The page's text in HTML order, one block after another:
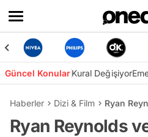
Güncel KonularKural Değişiyor
Haberler Dizi & Film Ryan
Ryan Reynolds